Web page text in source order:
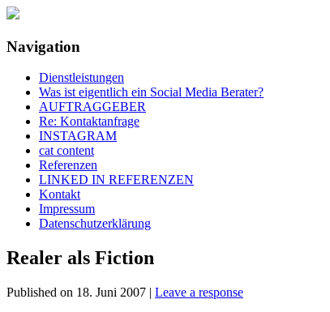
klisch.net
social media rockt
Navigation
Dienstleistungen
Was ist eigentlich ein Social Media Berater?
AUFTRAGGEBER
Re: Kontaktanfrage
INSTAGRAM
cat content
Referenzen
LINKED IN REFERENZEN
Kontakt
Impressum
Datenschutzerklärung
Realer als Fiction
Published on 18. Juni 2007 | Leave a response